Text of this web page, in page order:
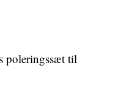
poleringssæt til